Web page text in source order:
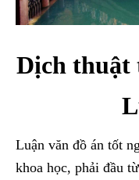
Dịch thuật
Luận văn đồ án tốt
khoa học, phải đầu